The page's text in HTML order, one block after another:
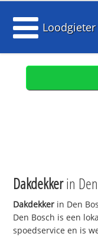
Dakdekkerin
Dakdekker in Den
Den Bosch is een
spoedservice en is